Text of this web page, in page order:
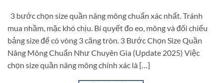
3 bước chọn size quần nâng mông chuẩn xác nhất. Tránh
mua nhầm, mặc khó chịu. Bí quyết đo eo, mông và đối chiếu
bảng size để có vòng 3 căng tròn. 3 Bước Chọn Size Quần
Nâng Mông Chuẩn Như Chuyên Gia (Update 2025) Việc
chọn size quần nâng mông chính xác là […]